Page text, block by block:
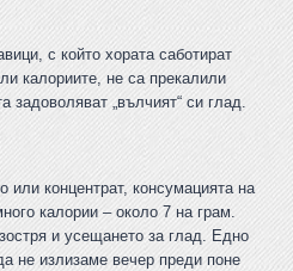
с който хората саботират
калориите, не са прекалили
задоволяват „вълчият“ си глад.
или концентрат, консумацията на
калории – около 7 на грам.
и усещането за глад. Едно
не излизаме вечер преди поне